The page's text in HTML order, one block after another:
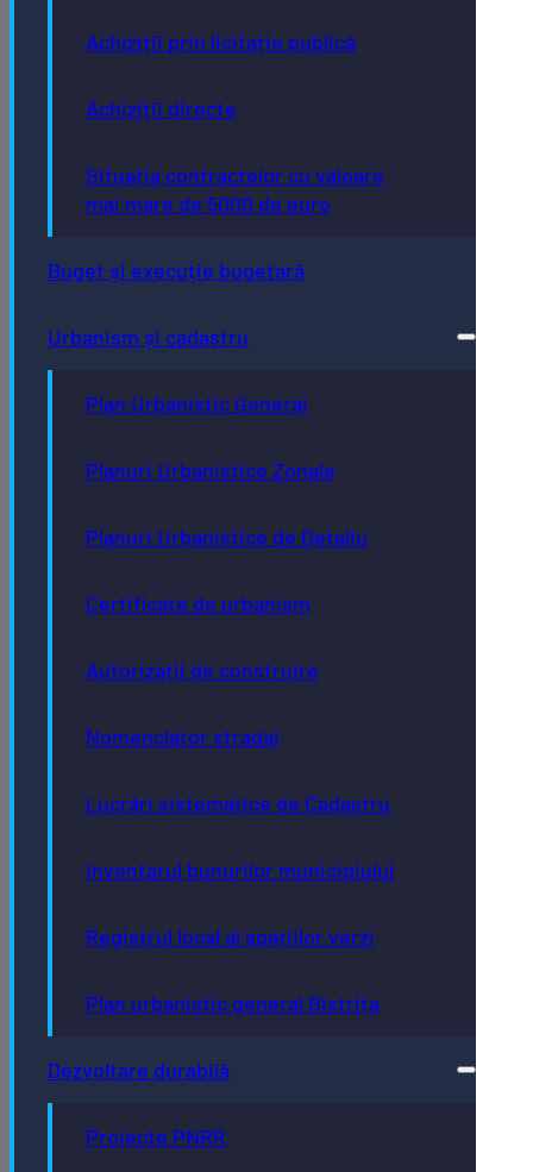
Achiziții prin licitație publică
Achiziții directe
Situația contractelor cu valoare
mai mare de 5000 de euro
Buget și execuție bugetară
Urbanism și cadastru
Plan Urbanistic General
Planuri Urbanistice Zonale
Planuri Urbanistice de Detaliu
Certificate de urbanism
Autorizații de construire
Nomenclator stradal
Lucrări sistematice de Cadastru
Inventarul bunurilor municipiului
Registrul local al spațiilor verzi
Plan urbanistic general Bistrița
Dezvoltare durabilă
Proiecte PNRR